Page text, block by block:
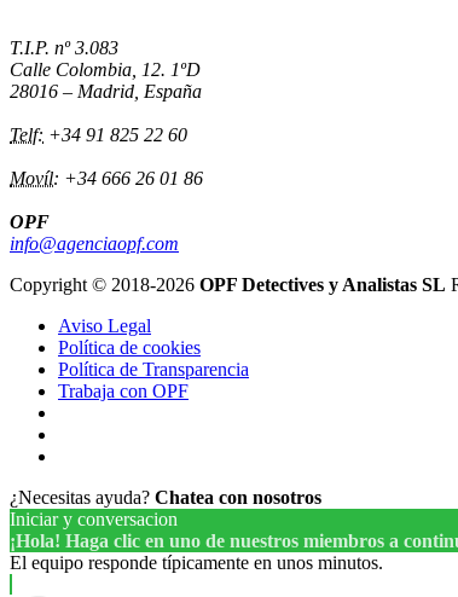
T.I.P. nº 3.083
Calle Colombia, 12. 1ºD
28016 – Madrid, España
Telf: +34 91 825 22 60
Movíl: +34 666 26 01 86
OPF
info@agenciaopf.com
Copyright © 2018-2026 OPF Detectives y Analistas SL
Aviso Legal
Política de cookies
Política de Transparencia
Trabaja con OPF
¿Necesitas ayuda? Chatea con nosotros
Iniciar y conversacion
¡Hola! Haga clic en uno de nuestros miembros a
El equipo responde típicamente en unos minutos.